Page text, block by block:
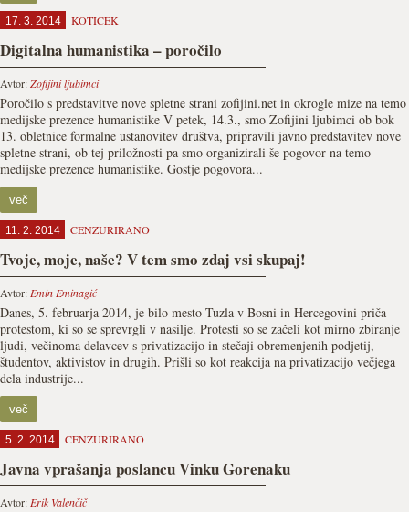
17. 3. 2014 KOTIČEK
Digitalna humanistika – poročilo
Avtor:Zofijini ljubimci
Poročilo s predstavitve nove spletne strani zofijini.net in okrogle mize na temo
medijske prezence humanistike V petek, 14.3., smo Zofijini ljubimci ob bok
13. obletnice formalne ustanovitev društva, pripravili javno predstavitev nove
spletne strani, ob tej priložnosti pa smo organizirali še pogovor na temo
medijske prezence humanistike. Gostje pogovora...
več
11. 2. 2014 CENZURIRANO
Tvoje, moje, naše? V tem smo zdaj vsi skupaj!
Avtor: Emin Eminagić
Danes, 5. februarja 2014, je bilo mesto Tuzla v Bosni in Hercegovini priča
protestom, ki so se sprevrgli v nasilje. Protesti so se začeli kot mirno zbiranje
ljudi, večinoma delavcev s privatizacijo in stečaji obremenjenih podjetij,
študentov, aktivistov in drugih. Prišli so kot reakcija na privatizacijo večjega
dela industrije...
več
5. 2. 2014 CENZURIRANO
Javna vprašanja poslancu Vinku Gorenaku
Avtor: Erik Valenčič